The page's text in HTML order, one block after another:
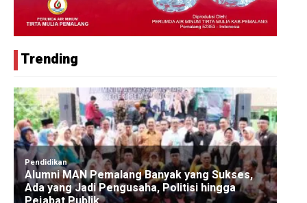
Trending